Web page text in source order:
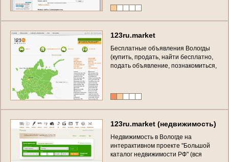
123ru.market
Бесплатные объявления Вологды
(купить, продать, найти бесплатно,
подать объявление, познакомиться,
123ru.market (недвижимость)
Недвижимость в Вологде на
интерактивном проекте "Большой
каталог недвижимости РФ" (вся